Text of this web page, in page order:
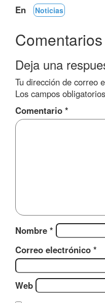
En
Noticias
Comentarios
Deja una
Tu dirección de correo
Los campos
Comentario *
Nombre *
Correo electrónico *
Web